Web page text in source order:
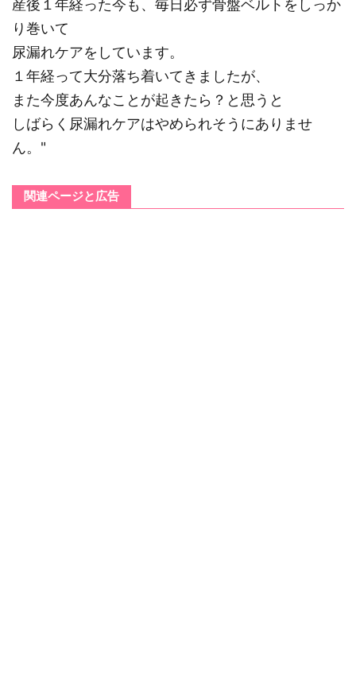
産後１年経った今も、毎日必ず骨盤ベルトをしっか
り巻いて
尿漏れケアをしています。
１年経って大分落ち着いてきましたが、
また今度あんなことが起きたら？と思うと
しばらく尿漏れケアはやめられそうにありませ
ん。"
関連ページと広告